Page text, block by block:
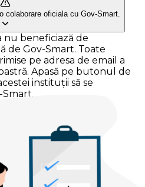
colaborare oficiala cu Gov-Smart.
nu beneficiază de
de Gov-Smart. Toate
pe adresa de email a
Apasă pe butonul de
instituții să se
Butea